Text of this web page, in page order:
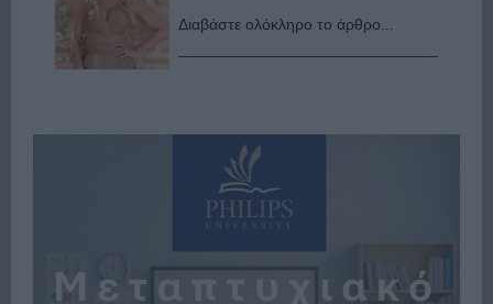
Διαβάστε ολόκληρο το άρθρο...